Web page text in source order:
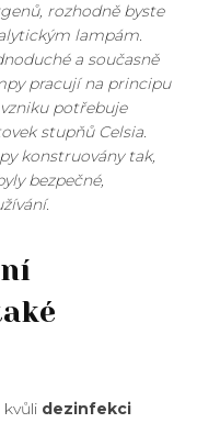
rozhodně byste
lampám.
a současně
pracují na principu
potřebuje
stupňů Celsia.
konstruovány tak,
bezpečné,
dezinfekci